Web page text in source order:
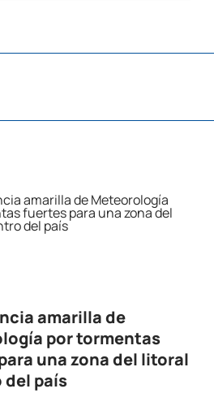
amarilla de
por tormentas
una zona del litoral
país